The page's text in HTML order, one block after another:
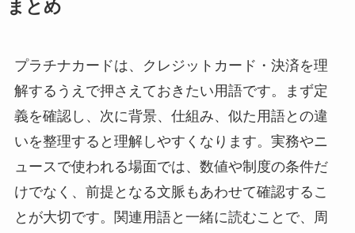
まとめ
プラチナカードは、クレジットカード・決済を理
解するうえで押さえておきたい用語です。まず定
義を確認し、次に背景、仕組み、似た用語との違
いを整理すると理解しやすくなります。実務やニ
ュースで使われる場面では、数値や制度の条件だ
けでなく、前提となる文脈もあわせて確認するこ
とが大切です。関連用語と一緒に読むことで、周